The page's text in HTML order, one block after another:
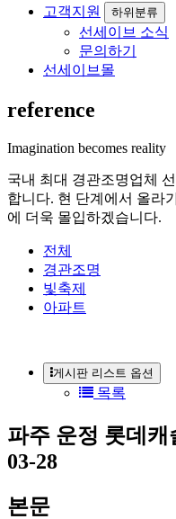
고객지원
하위분류
선세이브 소식
문의하기
선세이브몰
reference
Imagination becomes reality
국내 최대 경관조명업체
합니다. 현 단계에서 올라
에 더욱 몰입하겠습니다.
전체
경관조명
빛축제
아파트
게시판 리스트 옵션
목록
파주 운정 롯데
03-28
본문